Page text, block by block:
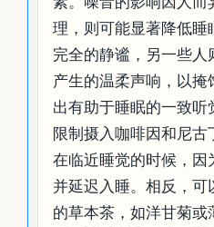
理，则可能显著降低
完全的静谧，另一些
产生的温柔声响，以
出有助于睡眠的一致听
限制摄入咖啡因和尼
在临近睡觉的时候，因
并延迟入睡。相反，
的草本茶，如洋甘菊